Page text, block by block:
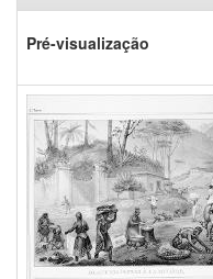
Pré-visualização